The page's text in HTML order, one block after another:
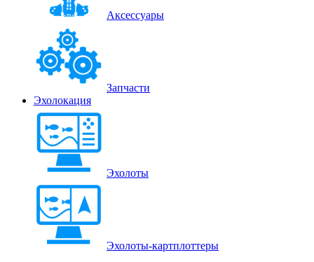
Аксессуары
Запчасти
Эхолокация
Эхолоты
Эхолоты-картплоттеры